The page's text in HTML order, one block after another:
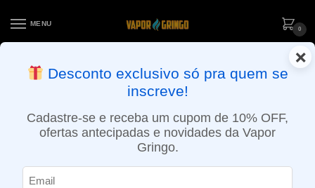
MENU
0
ENTREGA NO MESMO DIA EM SÃO PAULO (SEG A SEX): PEDIDOS
APROVADOS ATÉ 15:30 VIA MOTOBOY
×
Desconto exclusivo só pra quem se
inscreve!
Cadastre-se e receba um cupom de 10% OFF,
ofertas antecipadas e novidades da Vapor
Gringo.